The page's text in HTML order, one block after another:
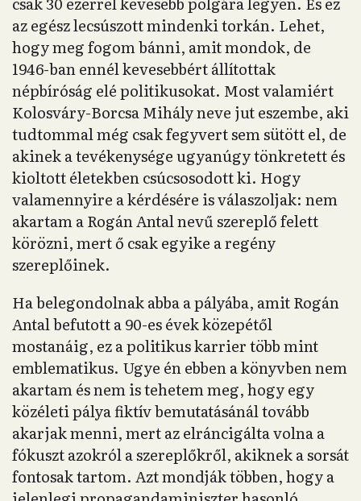
az egész lecsúszott mindenki torkán. Lehet,
hogy meg fogom bánni, amit mondok, de
1946-ban ennél kevesebbért állítottak
népbíróság elé politikusokat. Most valamiért
Kolosváry-Borcsa Mihály neve jut eszembe, aki
tudtommal még csak fegyvert sem sütött el, de
akinek a tevékenysége ugyanúgy tönkretett és
kioltott életekben csúcsosodott ki. Hogy
valamennyire a kérdésére is válaszoljak: nem
akartam a Rogán Antal nevű szereplő felett
körözni, mert ő csak egyike a regény
szereplőinek.
Ha belegondolnak abba a pályába, amit Rogán
Antal befutott a 90-es évek közepétől
mostanáig, ez a politikus karrier több mint
emblematikus. Ugye én ebben a könyvben nem
akartam és nem is tehetem meg, hogy egy
közéleti pálya fiktív bemutatásánál tovább
akarjak menni, mert az elráncigálta volna a
fókuszt azokról a szereplőkről, akiknek a sorsát
fontosak tartom. Azt mondják többen, hogy a